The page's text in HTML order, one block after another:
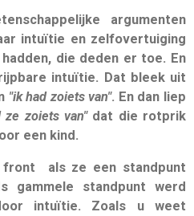
argumenten
intuïtie en zelfovertuiging
die deden er toe. En
intuïtie. Dat bleek uit
"ik had zoiets van". En dan liep
ze zoiets van"dat die rotprik
een kind.
front als ze een standpunt
gammele standpunt werd
intuïtie. Zoals u weet